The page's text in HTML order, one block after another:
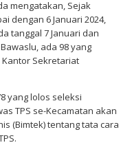
mengatakan, Sejak
dengan 6 Januari 2024,
tanggal 7 Januari dan
ada 98 yang
Sekretariat
yang lolos seleksi
TPS se-Kecamatan akan
(Bimtek) tentang tata cara